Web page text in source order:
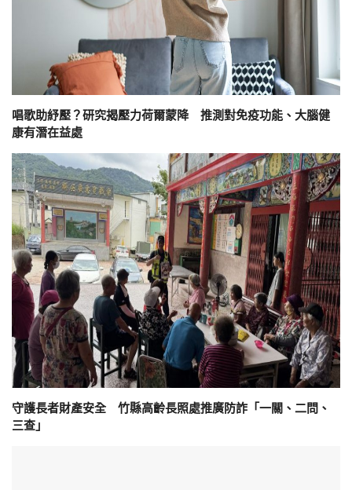
唱歌助紓壓？研究揭壓力荷爾蒙降 推測對免疫功能、大腦健
康有潛在益處
守護長者財產安全 竹縣高齡長照處推廣防詐「一關、二問、
三查」